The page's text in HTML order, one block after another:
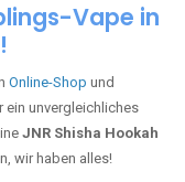
Vape in
Online-Shop und
ein unvergleichliches
JNR Shisha Hookah
wir haben alles!